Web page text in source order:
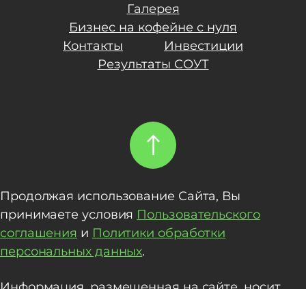
Галерея
Бизнес на кофейне с нуля
Контакты
Инвестиции
Результаты СОУТ
Продолжая использование Сайта, Вы
принимаете условия Пользовательского
соглашения и Политики обработки
персональных данных.